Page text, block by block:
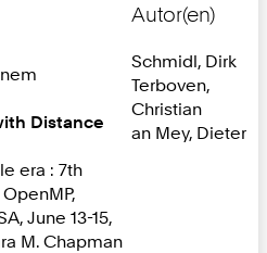
Distance
era : 7th
June 13-15,
M. Chapman
Autor(en)
Schmidl, Dirk
Terboven,
Christian
an Mey, Dieter